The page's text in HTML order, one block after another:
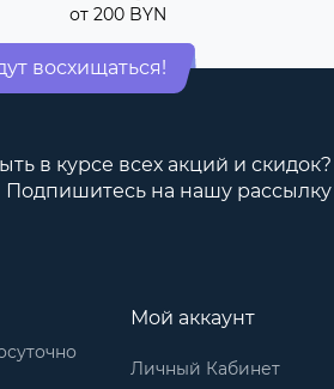
от 200 BYN
восхищаться!
в курсе всех акций и скидок?
Подпишитесь на нашу рассылку
Мой аккаунт
Личный Кабинет